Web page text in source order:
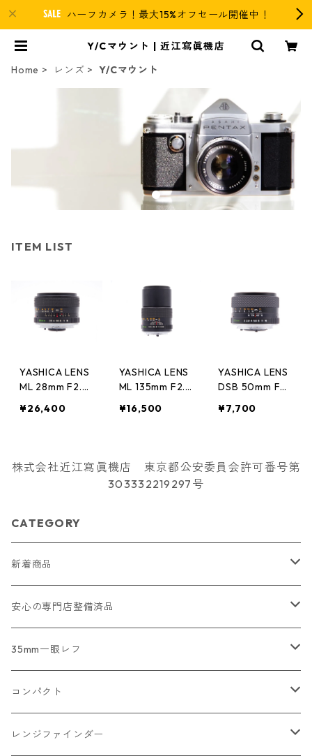
ハーフカメラ！最大15%オフセール開催中！
Y/Cマウント | 近江寫眞機店
Home
レンズ Y/Cマウント
ITEM LIST
YASHICA LENS
ML 28mm F2.8
ASHICA ヤシカ
¥26,400
YASHICA LENS
ML 135mm F2.8
ASHICA ヤシカ
¥16,500
YASHICA LENS
DSB 50mm F2
ASHICA ヤシカ
¥7,700
株式会社近江寫眞機店 東京都公安委員会許可番号第
303332219297号
CATEGORY
新着商品
2026/07/18
2026/07/12
2026/07/11
2026/07/10
安心の専門店整備済品
コンパクトカメラ
一眼レフ・レンジファインダーカメラ
中判カメラ
35mm一眼レフ
Nikon
Canon
コンパクト
Nikon
レンジファインダー